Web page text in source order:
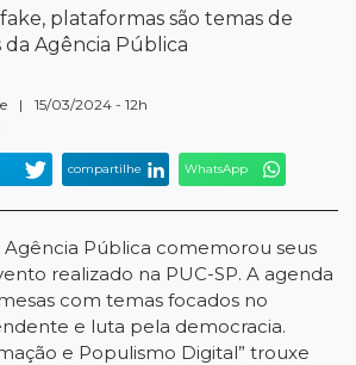
plataformas são temas de
da Agência Pública
| 15/03/2024 - 12h
compartilhe WhatsApp
Agência Pública comemorou seus
realizado na PUC-SP. A agenda
com temas focados no
e luta pela democracia.
e Populismo Digital” trouxe